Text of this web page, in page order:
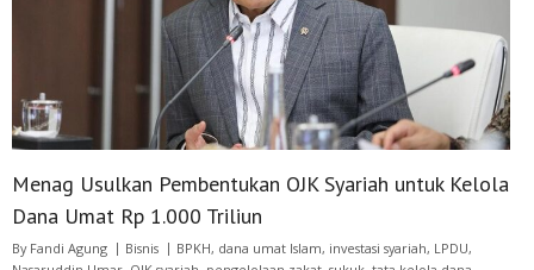
Menag Usulkan Pembentukan OJK Syariah untuk Kelola
Dana Umat Rp 1.000 Triliun
By Fandi Agung Bisnis BPKH, dana umat Islam, investasi syariah, LPDU,